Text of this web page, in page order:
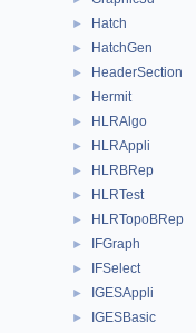
► Hatch
► HatchGen
► HeaderSection
► Hermit
► HLRAlgo
► HLRAppli
► HLRBRep
► HLRTest
► HLRTopoBRep
► IFGraph
► IFSelect
► IGESAppli
► IGESBasic